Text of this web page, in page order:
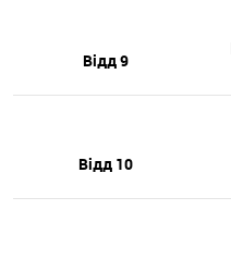
Відд 9
Відд 10